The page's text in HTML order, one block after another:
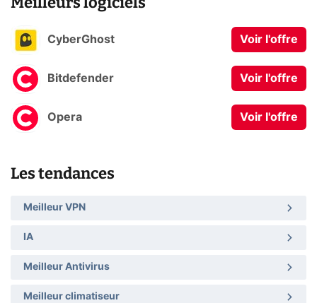
CyberGhost Voir l'offre
Bitdefender Voir l'offre
Opera Voir l'offre
Les tendances
Meilleur VPN
IA
Meilleur Antivirus
Meilleur climatiseur